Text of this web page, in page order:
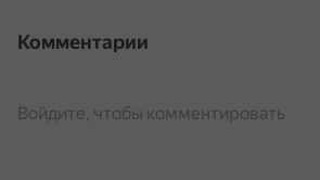
Комментарии
Войдите, чтобы комментировать